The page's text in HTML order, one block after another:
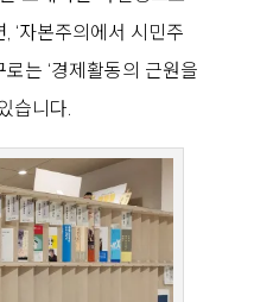
‘자본주의에서 시민주
는 ‘경제활동의 근원을
습니다.